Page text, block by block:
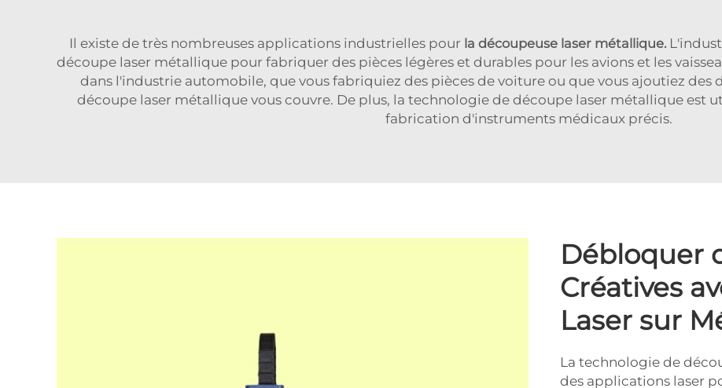
Il existe de très nombreuses applications industrielles pour la découpeuse laser métallique.
découpe laser métallique pour fabriquer des pièces légères et durables pour les avions et les
dans l'industrie automobile, que vous fabriquiez des pièces de voiture ou que vous ajoutiez des
découpe laser métallique vous couvre. De plus, la technologie de découpe laser métallique est
fabrication d'instruments médicaux précis.
Débloquer
Créatives
Laser sur
La technologie de
des applications laser